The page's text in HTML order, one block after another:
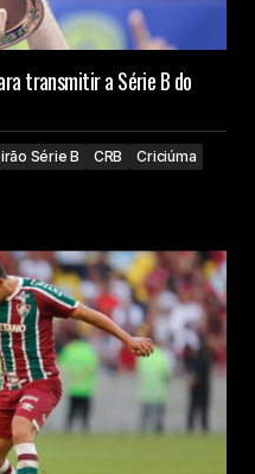
transmitir a Série B do
Série B CRB
Criciúma